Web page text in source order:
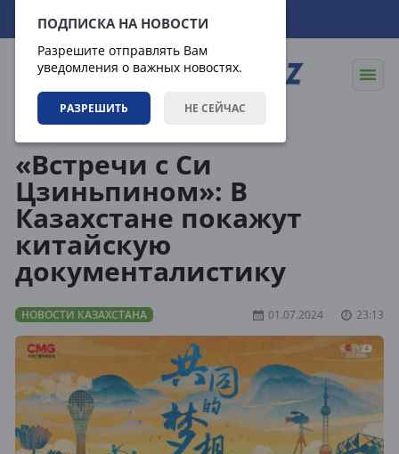
ПОДПИСКА НА НОВОСТИ
Разрешите отправлять Вам
уведомления о важных новостях.
РАЗРЕШИТЬ НЕ СЕЙЧАС
10.08.2026 18:39:15
«Встречи с Си
Цзиньпином»: В
Казахстане покажут
китайскую
документалистику
НОВОСТИ КАЗАХСТАНА 01.07.2024 23:13